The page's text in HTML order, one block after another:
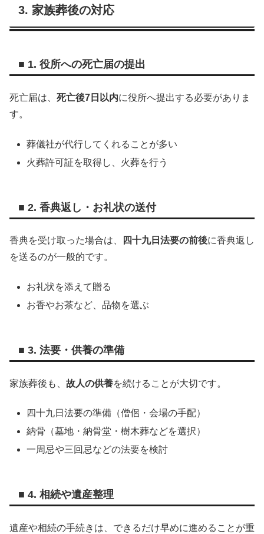
3. 家族葬後の対応
■ 1. 役所への死亡届の提出
死亡届は、 死亡後7日以内に役所へ提出する必要がありま
す。
葬儀社が代行してくれることが多い
火葬許可証を取得し、火葬を行う
■ 2. 香典返し・お礼状の送付
香典を受け取った場合は、 四十九日法要の前後に香典返し
を送るのが一般的です。
お礼状を添えて贈る
お香やお茶など、品物を選ぶ
■ 3. 法要・供養の準備
家族葬後も、 故人の供養を続けることが大切です。
四十九日法要の準備（僧侶・会場の手配）
納骨（墓地・納骨堂・樹木葬などを選択）
一周忌や三回忌などの法要を検討
■ 4. 相続や遺産整理
遺産や相続の手続きは、できるだけ早めに進めることが重